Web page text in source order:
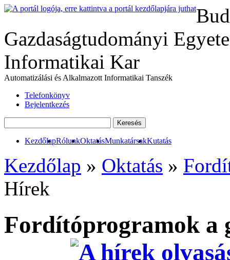
Gazdaságtudományi
Informatikai Kar
Automatizálási és Alkalmazott Informatikai Tanszék
Telefonkönyv
Bejelentkezés
KezdőlapRólunkOktatásMunkatársakKutatás
Kezdőlap » Oktatás »
Hírek
Fordítóprogramok a